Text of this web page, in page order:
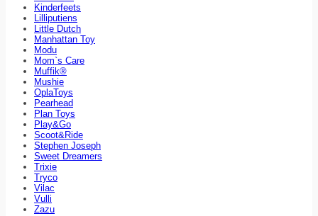
Kinderfeets
Lilliputiens
Little Dutch
Manhattan Toy
Modu
Mom`s Care
Muffik®
Mushie
OplaToys
Pearhead
Plan Toys
Play&Go
Scoot&Ride
Stephen Joseph
Sweet Dreamers
Trixie
Tryco
Vilac
Vulli
Zazu